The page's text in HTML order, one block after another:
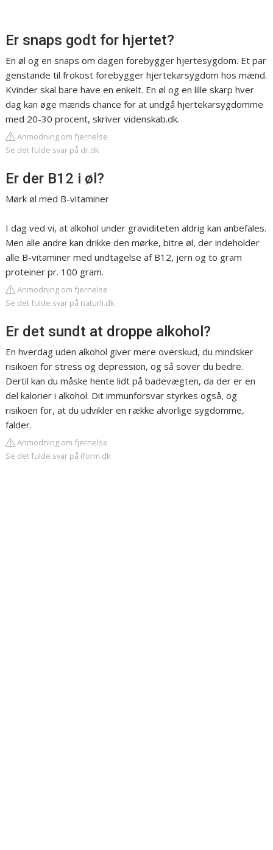
Er snaps godt for hjertet?
En øl og en snaps om dagen forebygger hjertesygdom. Et par
genstande til frokost forebygger hjertekarsygdom hos mænd.
Kvinder skal bare have en enkelt. En øl og en lille skarp hver
dag kan øge mænds chance for at undgå hjertekarsygdomme
med 20-30 procent, skriver videnskab.dk.
Anmodning om fjernelse
Se det fulde svar på dr.dk
Er der B12 i øl?
Mørk øl med B-vitaminer
I dag ved vi, at alkohol under graviditeten aldrig kan anbefales.
Men alle andre kan drikke den mørke, bitre øl, der indeholder
alle B-vitaminer med undtagelse af B12, jern og to gram
proteiner pr. 100 gram.
Anmodning om fjernelse
Se det fulde svar på naturli.dk
Er det sundt at droppe alkohol?
En hverdag uden alkohol giver mere overskud, du mindsker
risikoen for stress og depression, og så sover du bedre.
Dertil kan du måske hente lidt på badevægten, da der er en
del kalorier i alkohol. Dit immunforsvar styrkes også, og
risikoen for, at du udvikler en række alvorlige sygdomme,
falder.
Anmodning om fjernelse
Se det fulde svar på iform.dk